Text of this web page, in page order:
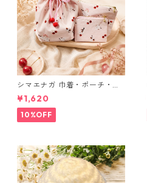
シマエナガ 巾着・ポーチ・ミ
ニポーチ(カード収納にも) ３
点セット さくらんぼ柄×淡いピ
ンク
¥1,620
10%OFF